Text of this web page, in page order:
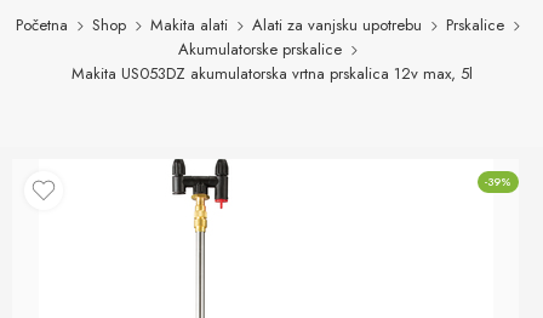
Početna Shop Makita alati Alati za vanjsku upotrebu
Prskalice
Akumulatorske prskalice
Makita US053DZ akumulatorska vrtna prskalica 12v max, 5l
-39%